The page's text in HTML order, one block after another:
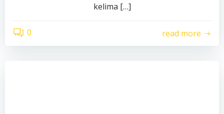
kelima […]
0 read more